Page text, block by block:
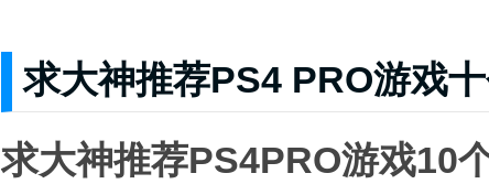
求大神推荐PS4 PRO游戏十
求大神推荐PS4PRO游戏10